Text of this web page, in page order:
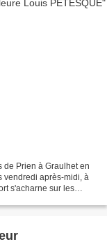
de Prien à Graulhet en
vendredi après-midi, à
s'acharne sur les